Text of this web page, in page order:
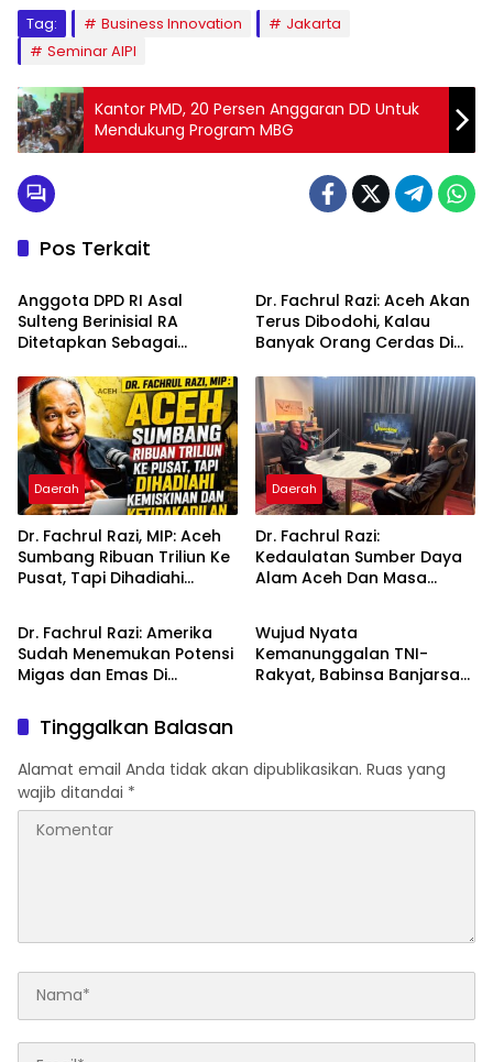
Tag: Business Innovation
Jakarta
Seminar AIPI
Kantor PMD, 20 Persen Anggaran DD Untuk
Mendukung Program MBG
Pos Terkait
Daerah
Anggota DPD RI Asal
Sulteng Berinisial RA
Ditetapkan Sebagai
PAW
Dr. Fachrul Razi: Aceh Akan
Terus Dibodohi, Kalau
Banyak Orang Cerdas Di
Karena Tahu Pusat Tidak
Adil
Daerah
Dr. Fachrul Razi, MIP: Aceh
Sumbang Ribuan Triliun Ke
Pusat, Tapi Dihadiahi
Daerah
Dr. Fachrul Razi:
Kedaulatan Sumber Daya
Alam Aceh Dan Masa
Daerah
Dr. Fachrul Razi: Amerika
Sudah Menemukan Potensi
Migas dan Emas Di
Aceh Sejak Tahun 1960
Daerah
Wujud Nyata
Kemanunggalan TNI-
Rakyat, Babinsa Banjarsari
Tinggalkan Balasan
Alamat email Anda tidak akan dipublikasikan. Ruas yang
wajib ditandai *